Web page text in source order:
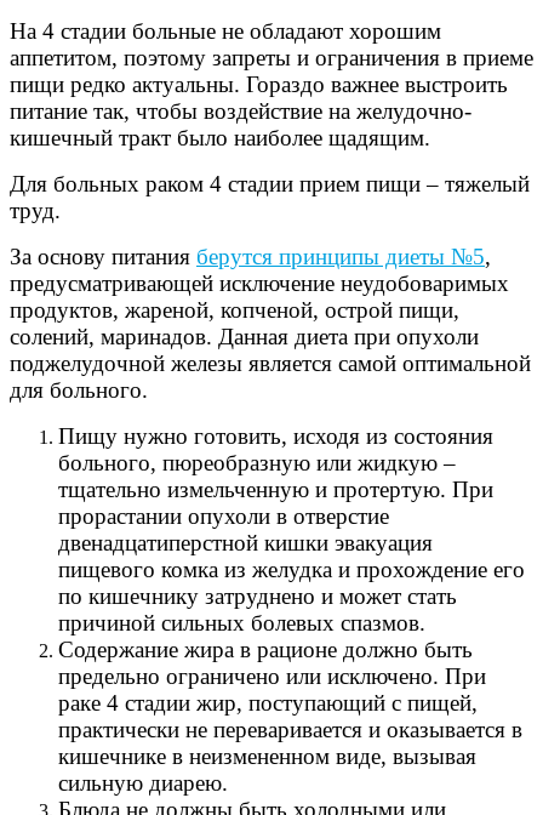
На 4 стадии больные не обладают хорошим
аппетитом, поэтому запреты и ограничения в приеме
пищи редко актуальны. Гораздо важнее выстроить
питание так, чтобы воздействие на желудочно-
кишечный тракт было наиболее щадящим.
Для больных раком 4 стадии прием пищи – тяжелый
труд.
За основу питания берутся принципы диеты №5,
предусматривающей исключение неудобоваримых
продуктов, жареной, копченой, острой пищи,
солений, маринадов. Данная диета при опухоли
поджелудочной железы является самой оптимальной
для больного.
Пищу нужно готовить, исходя из состояния
больного, пюреобразную или жидкую –
тщательно измельченную и протертую. При
прорастании опухоли в отверстие
двенадцатиперстной кишки эвакуация
пищевого комка из желудка и прохождение его
по кишечнику затруднено и может стать
причиной сильных болевых спазмов.
Содержание жира в рационе должно быть
предельно ограничено или исключено. При
раке 4 стадии жир, поступающий с пищей,
практически не переваривается и оказывается в
кишечнике в неизмененном виде, вызывая
сильную диарею.